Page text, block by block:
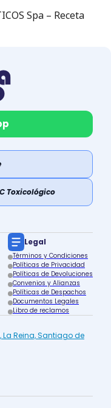
Spa – Receta
Toxicológico
Legal
Términos y Condiciones
Políticas de Privacidad
Políticas de Devoluciones
Convenios y Alianzas
Políticas de Despachos
Documentos Legales
Libro de reclamos
La Reina, Santiago de